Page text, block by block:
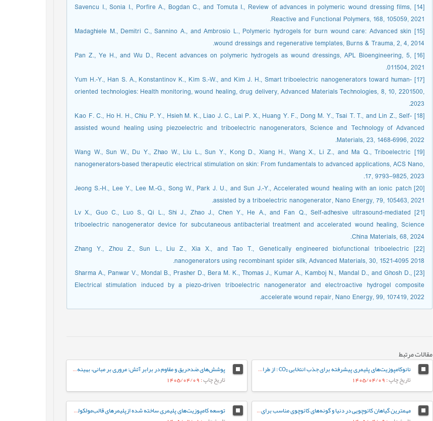
[14] Savencu I., Sonia I., Porfire A., Bogdan C., and Tomuta I., Review of advances in polymeric wound dressing films,
Reactive and Functional Polymers, 168, 105059, 2021.
[15] Madaghiele M., Demitri C., Sannino A., and Ambrosio L., Polymeric hydrogels for burn wound care: Advanced skin
wound dressings and regenerative templates, Burns & Trauma, 2, 4, 2014.
[16] Pan Z., Ye H., and Wu D., Recent advances on polymeric hydrogels as wound dressings, APL Bioengineering, 5,
011504, 2021.
[17] Yum H.-Y., Han S. A., Konstantinov K., Kim S.-W., and Kim J. H., Smart triboelectric nanogenerators toward human-
oriented technologies: Health monitoring, wound healing, drug delivery, Advanced Materials Technologies, 8, 10, 2201500,
2023.
[18] Kao F. C., Ho H. H., Chiu P. Y., Hsieh M. K., Liao J. C., Lai P. X., Huang Y. F., Dong M. Y., Tsai T. T., and Lin Z., Self-
assisted wound healing using piezoelectric and triboelectric nanogenerators, Science and Technology of Advanced
Materials, 23, 1468-6996, 2022.
[19] Wang W., Sun W., Du Y., Zhao W., Liu L., Sun Y., Kong D., Xiang H., Wang X., Li Z., and Ma Q., Triboelectric
nanogenerators-based therapeutic electrical stimulation on skin: From fundamentals to advanced applications, ACS Nano,
17, 9793–9825, 2023.
[20] Jeong S.-H., Lee Y., Lee M.-G., Song W., Park J. U., and Sun J.-Y., Accelerated wound healing with an ionic patch
assisted by a triboelectric nanogenerator, Nano Energy, 79, 105463, 2021.
[21] Lv X., Guo C., Luo S., Qi L., Shi J., Zhao J., Chen Y., He A., and Fan Q., Self-adhesive ultrasound-mediated
triboelectric nanogenerator device for subcutaneous antibacterial treatment and accelerated wound healing, Science
China Materials, 68, 2024.
[22] Zhang Y., Zhou Z., Sun L., Liu Z., Xia X., and Tao T., Genetically engineered biofunctional triboelectric
nanogenerators using recombinant spider silk, Advanced Materials, 30, 1521-4095 2018.
[23] Sharma A., Panwar V., Mondal B., Prasher D., Bera M. K., Thomas J., Kumar A., Kamboj N., Mandal D., and Ghosh D.,
Electrical stimulation induced by a piezo-driven triboelectric nanogenerator and electroactive hydrogel composite
accelerate wound repair, Nano Energy, 99, 107419, 2022.
مقالات مرتبط
نانوکامپوزیت‌های پلیمری پیشرفته برای جذب انتخابی CO₂ : از طراحی تا کاربرد در کاهش گازهای گلخانه‌ای
تاریخ چاپ: 1405/04/09
پوشش‌های ضدحریق و مقاوم در برابر آتش: مروری بر مبانی، بهینه‌سازی فرمولاسیون و فناوری‌های نوین
تاریخ چاپ: 1405/04/09
مهمترین گیاهان کائوچویی در دنیا و گونه‌های کائوچوی مناسب برای ایران
توسعه کامپوزیت‌های پلیمری ساخته شده ازپلیمرهای قالب‌مولکولی با تلفیق آن‌ها با چارچوب‌های آلی–کووالانسی و فلز-آلی برای کاربردهای زیست‌محیطی، علوم پزشکی و ایمنی غذایی